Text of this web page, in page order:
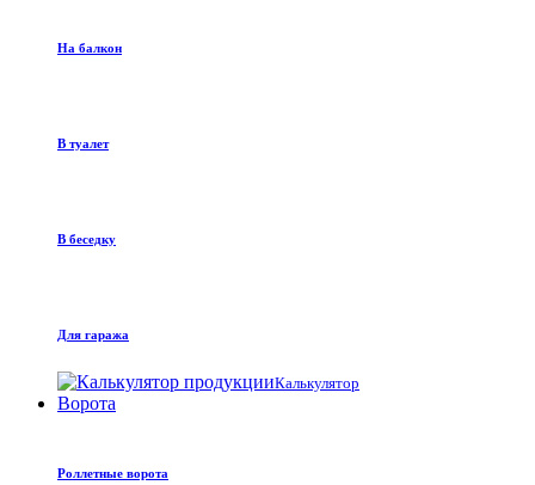
На балкон
В туалет
В беседку
Для гаража
Калькулятор
Ворота
Роллетные ворота